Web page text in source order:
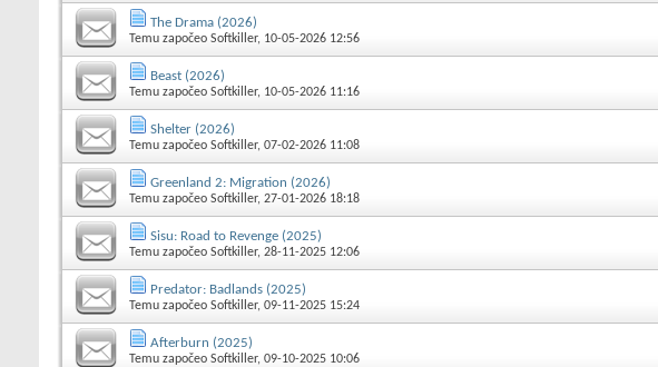
The Drama (2026)
Temu započeo Softkiller, 10-05-2026 12:56
Beast (2026)
Temu započeo Softkiller, 10-05-2026 11:16
Shelter (2026)
Temu započeo Softkiller, 07-02-2026 11:08
Greenland 2: Migration (2026)
Temu započeo Softkiller, 27-01-2026 18:18
Sisu: Road to Revenge (2025)
Temu započeo Softkiller, 28-11-2025 12:06
Predator: Badlands (2025)
Temu započeo Softkiller, 09-11-2025 15:24
Afterburn (2025)
Temu započeo Softkiller, 09-10-2025 10:06